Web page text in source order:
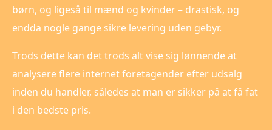
børn, og ligeså til mænd og kvinder – drastisk, og
endda nogle gange sikre levering uden gebyr.
Trods dette kan det trods alt vise sig lønnende at
analysere flere internet foretagender efter udsalg
inden du handler, således at man er sikker på at få fat
i den bedste pris.